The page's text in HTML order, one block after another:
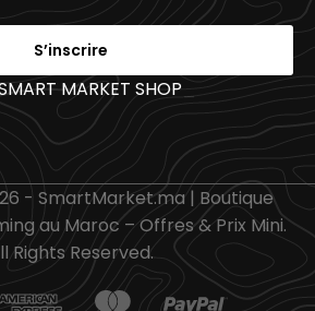
S’inscrire
MARKET SHOP _
- SmartMarket.ma | Boutique
au Maroc – Offres & Prix Mini.
Rights Reserved.